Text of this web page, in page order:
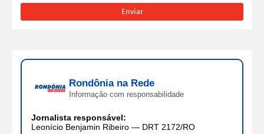
Rondônia na Rede
Informação com responsabilidade
Jornalista responsável:
Leonício Benjamin Ribeiro — DRT 2172/RO